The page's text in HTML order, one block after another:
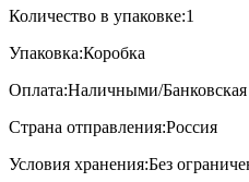
Количество в упаковке:1
Упаковка:Коробка
Оплата:Наличными/
Страна отправления:Россия
Условия хранения:Без